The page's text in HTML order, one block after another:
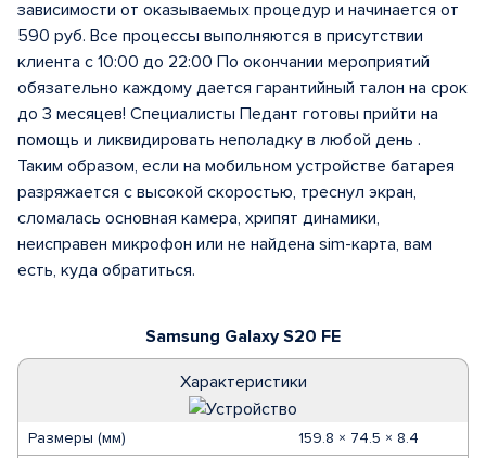
Samsung Galaxy S20 FE
Характеристики
Размеры (мм) 159.8 × 74.5 × 8.4
зависимости от оказываемых процедур и начинается от
590 руб. Все процессы выполняются в присутствии
клиента с 10:00 до 22:00 По окончании мероприятий
обязательно каждому дается гарантийный талон на срок
до 3 месяцев! Специалисты Педант готовы прийти на
помощь и ликвидировать неполадку в любой день .
Таким образом, если на мобильном устройстве батарея
разряжается с высокой скоростью, треснул экран,
сломалась основная камера, хрипят динамики,
неисправен микрофон или не найдена sim-карта, вам
есть, куда обратиться.